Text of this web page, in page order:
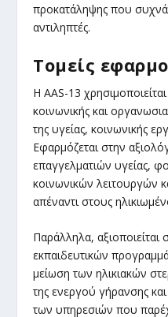
προκατάληψης που συχνά
αντιληπτές.
Τομείς
Η AAS-13
κοινωνικής και
της υγείας, κοινωνικής
Εφαρμόζεται στην
επαγγελματιών υγείας,
κοινωνικών λειτουργών
απέναντι στους
Παράλληλα, αξιοποιείται
εκπαιδευτικών
μείωση των ηλικιακών
της ενεργού γήρανσης
των υπηρεσιών που